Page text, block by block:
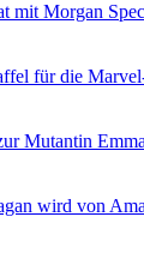
mit Morgan
für die
Mutantin
wird von